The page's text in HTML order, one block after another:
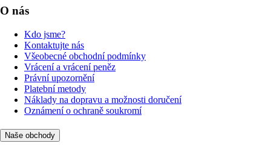
O nás
Kdo jsme?
Kontaktujte nás
Všeobecné obchodní podmínky
Vrácení a vrácení peněz
Právní upozornění
Platební metody
Náklady na dopravu a možnosti doručení
Oznámení o ochraně soukromí
Naše obchody